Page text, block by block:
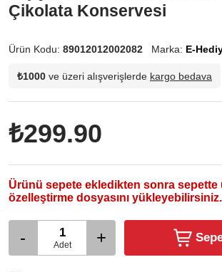
Çikolata Konservesi
Ürün Kodu: 89012012002082 Marka: E-
₺1000 ve üzeri alışverişlerde kargo bedava
₺299.90
Ürünü sepete ekledikten sonra sepette
özelleştirme dosyasını yükleyebilirsiniz.
- Adet +